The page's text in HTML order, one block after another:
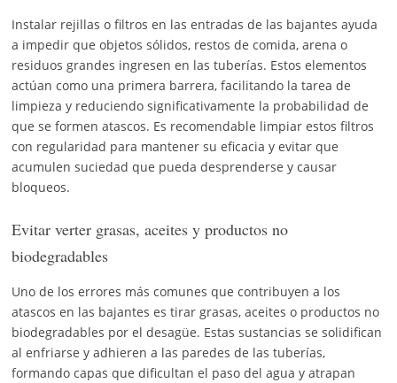
Instalar rejillas o filtros en las entradas de las bajantes ayuda
a impedir que objetos sólidos, restos de comida, arena o
residuos grandes ingresen en las tuberías. Estos elementos
actúan como una primera barrera, facilitando la tarea de
limpieza y reduciendo significativamente la probabilidad de
que se formen atascos. Es recomendable limpiar estos filtros
con regularidad para mantener su eficacia y evitar que
acumulen suciedad que pueda desprenderse y causar
bloqueos.
Evitar verter grasas, aceites y productos no
biodegradables
Uno de los errores más comunes que contribuyen a los
atascos en las bajantes es tirar grasas, aceites o productos no
biodegradables por el desagüe. Estas sustancias se solidifican
al enfriarse y adhieren a las paredes de las tuberías,
formando capas que dificultan el paso del agua y atrapan